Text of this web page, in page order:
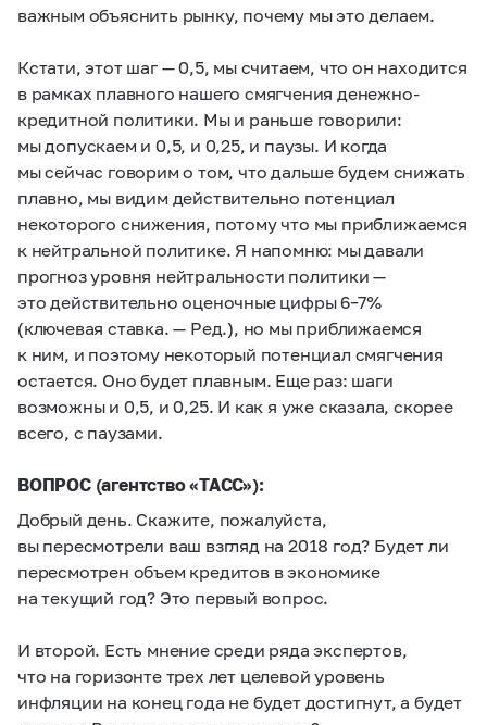
важным объяснить рынку, почему мы это делаем.
Кстати, этот шаг — 0,5, мы считаем, что он находится
в рамках плавного нашего смягчения денежно-
кредитной политики. Мы и раньше говорили:
мы допускаем и 0,5, и 0,25, и паузы. И когда
мы сейчас говорим о том, что дальше будем снижать
плавно, мы видим действительно потенциал
некоторого снижения, потому что мы приближаемся
к нейтральной политике. Я напомню: мы давали
прогноз уровня нейтральности политики —
это действительно оценочные цифры6–7%
(ключевая ставка. — Ред.), но мы приближаемся
к ним, и поэтому некоторый потенциал смягчения
остается. Оно будет плавным. Еще раз: шаги
возможны и 0,5, и 0,25. И как я уже сказала, скорее
всего, с паузами.
ВОПРОС (агентство «ТАСС»):
Добрый день. Скажите, пожалуйста,
вы пересмотрели ваш взгляд на 2018 год? Будет ли
пересмотрен объем кредитов в экономике
на текущий год? Это первый вопрос.
И второй. Есть мнение среди ряда экспертов,
что на горизонте трех лет целевой уровень
инфляции на конец года не будет достигнут, а будет